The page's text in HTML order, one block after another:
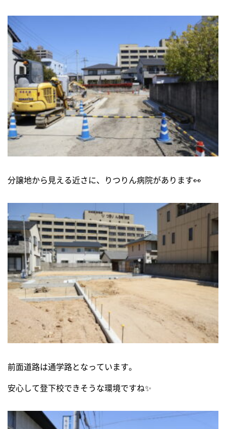
ブログ
ニュース
イベントに参加
モデルハウスを見る
資料請求・お問い合わせ
カスタマーハラスメントに関する基本方針
分譲地から見える近さに、りつりん病院があります👀
前面道路は通学路となっています。
安心して登下校できそうな環境ですね✨